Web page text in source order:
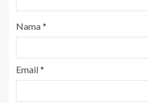
Nama*
Email*